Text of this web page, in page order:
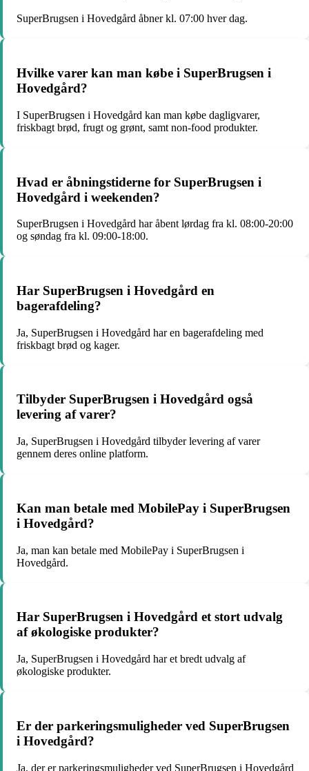
SuperBrugsen i Hovedgård åbner kl. 07:00 hver dag.
Hvilke varer kan man købe i SuperBrugsen i
Hovedgård?
I SuperBrugsen i Hovedgård kan man købe dagligvarer,
friskbagt brød, frugt og grønt, samt non-food produkter.
Hvad er åbningstiderne for SuperBrugsen i
Hovedgård i weekenden?
SuperBrugsen i Hovedgård har åbent lørdag fra kl. 08:00-20:00
og søndag fra kl. 09:00-18:00.
Har SuperBrugsen i Hovedgård en
bagerafdeling?
Ja, SuperBrugsen i Hovedgård har en bagerafdeling med
friskbagt brød og kager.
Tilbyder SuperBrugsen i Hovedgård også
levering af varer?
Ja, SuperBrugsen i Hovedgård tilbyder levering af varer
gennem deres online platform.
Kan man betale med MobilePay i SuperBrugsen
i Hovedgård?
Ja, man kan betale med MobilePay i SuperBrugsen i
Hovedgård.
Har SuperBrugsen i Hovedgård et stort udvalg
af økologiske produkter?
Ja, SuperBrugsen i Hovedgård har et bredt udvalg af
økologiske produkter.
Er der parkeringsmuligheder ved SuperBrugsen
i Hovedgård?
Ja, der er parkeringsmuligheder ved SuperBrugsen i Hovedgård